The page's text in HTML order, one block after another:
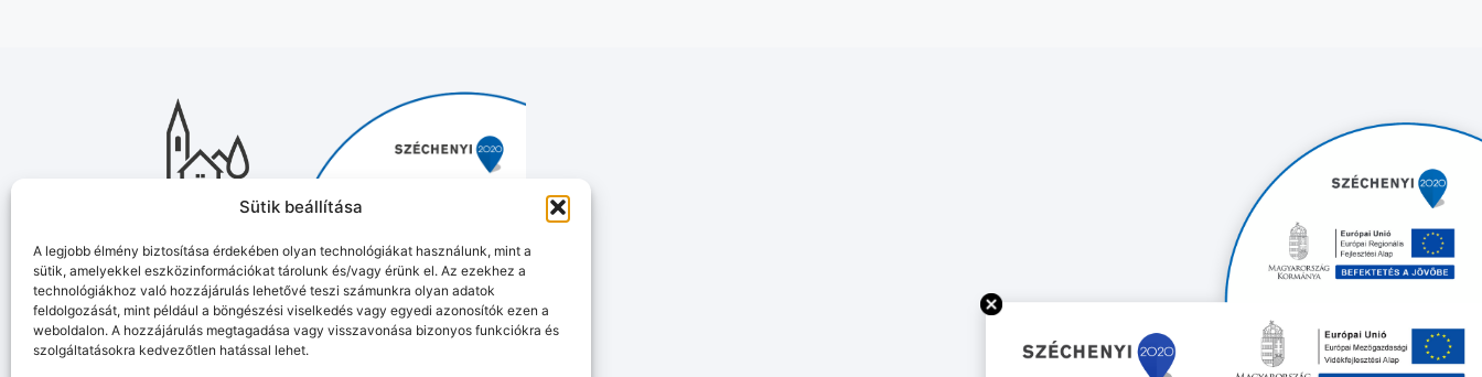
Sütik beállítása
A legjobb élmény biztosítása érdekében olyan technológiákat használunk, mint a
sütik, amelyekkel eszközinformációkat tárolunk és/vagy érünk el. Az ezekhez a
technológiákhoz való hozzájárulás lehetővé teszi számunkra olyan adatok
feldolgozását, mint például a böngészési viselkedés vagy egyedi azonosítók ezen a
weboldalon. A hozzájárulás megtagadása vagy visszavonása bizonyos funkciókra és
szolgáltatásokra kedvezőtlen hatással lehet.